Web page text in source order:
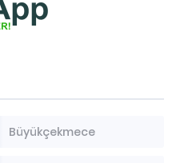
Büyükçekmece